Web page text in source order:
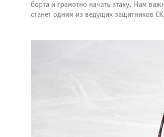
борта и грамотно начать атаку. Нам
станет одним из ведущих защитников